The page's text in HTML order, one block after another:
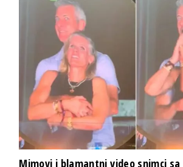
Mimovi i blamantni video snimci